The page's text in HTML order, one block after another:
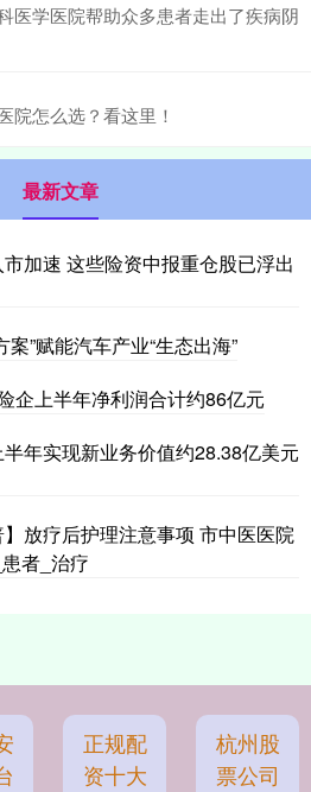
医学医院帮助众多患者走出了疾病阴
院怎么选？看这里！
最新文章
加速 这些险资中报重仓股已浮出
”赋能汽车产业“生态出海”
企上半年净利润合计约86亿元
年实现新业务价值约28.38亿美元
放疗后护理注意事项 市中医医院
者_治疗
正规配
资十大
杭州股
票公司